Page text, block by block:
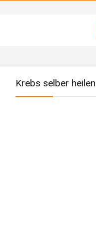
Krebs selber heilen